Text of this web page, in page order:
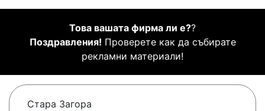
Това вашата фирма ли е??
Поздравления! Проверете как да събирате
рекламни материали!
Стара Загора